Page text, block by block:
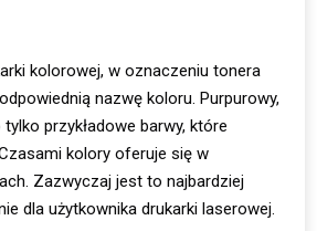
kolorowej, w oznaczeniu tonera
nazwę koloru. Purpurowy,
tylko przykładowe barwy, które
kolory oferuje się w
Zazwyczaj jest to najbardziej
dla użytkownika drukarki laserowej.